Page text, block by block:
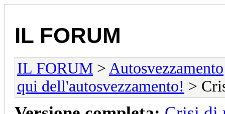
IL FORUM
IL FORUM > Autosvezzamento
qui dell'autosvezzamento! >